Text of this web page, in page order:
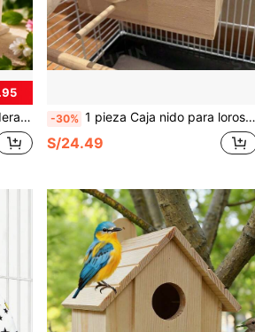
pinzón, periquito, periquito -30% 1 pieza Caja nido para loros, caja nido de madera natural para pájaros, caja de cría para pájaros pequeños, adecuada para agapornis, ninfas, apareamiento de loros, uso en jaulas de pájaros
S/24.49